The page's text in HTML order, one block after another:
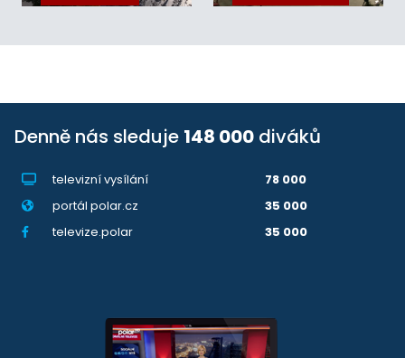
Denně nás sleduje 148 000 diváků
televizní vysílání
78 000
portál polar.cz
35 000
televize.polar
35 000